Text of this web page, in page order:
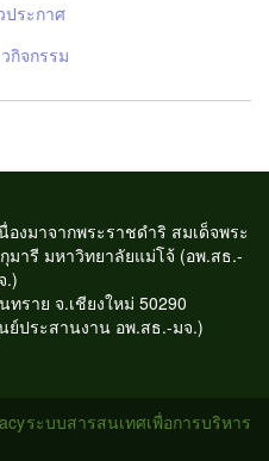
ประกาศ
กิจกรรม
งมาจากพระราชดำริ สมเด็จพระ
ารี มหาวิทยาลัยแม่โจ้ (อพ.สธ.-
.)
ราย จ.เชียงใหม่ 50290
ย์ประสานงาน อพ.สธ.-มจ.)
ระบบสารสนเทศเพื่อการบริหาร